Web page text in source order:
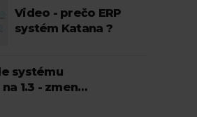
Video - prečo ERP
systém Katana ?
systému
1.3 - zmeny